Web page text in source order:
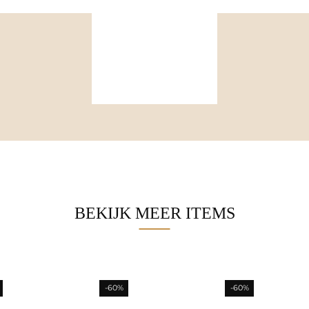
BEKIJK MEER ITEMS
-60% -60%